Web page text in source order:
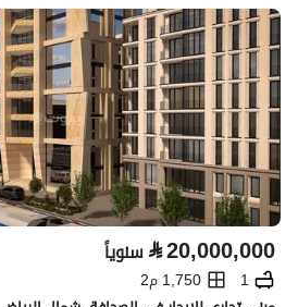
⃁20,000,000 سنوياً
1
1,750 م2